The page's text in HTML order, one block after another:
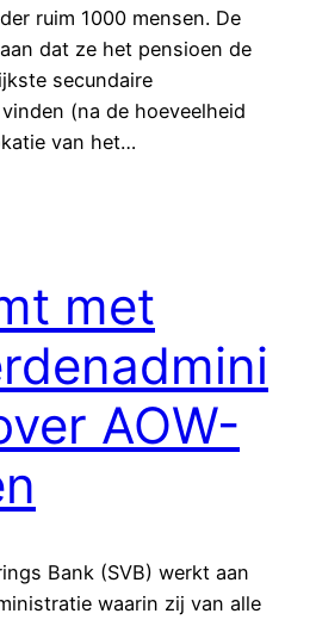
ruim 1000 mensen. De
dat ze het pensioen de
secundaire
(na de hoeveelheid
van het…
met
AOW-
Bank (SVB) werkt aan
waarin zij van alle